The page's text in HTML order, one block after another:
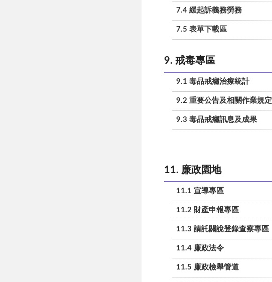
7.4 緩起訴義務勞務
7.5 表單下載區
9. 戒毒專區
9.1 毒品戒癮治療統計
9.2 重要公告及相關作業規定
9.3 毒品戒癮訊息及成果
11. 廉政園地
11.1 宣導專區
11.2 財產申報專區
11.3 請託關說登錄查察專區
11.4 廉政法令
11.5 廉政檢舉管道